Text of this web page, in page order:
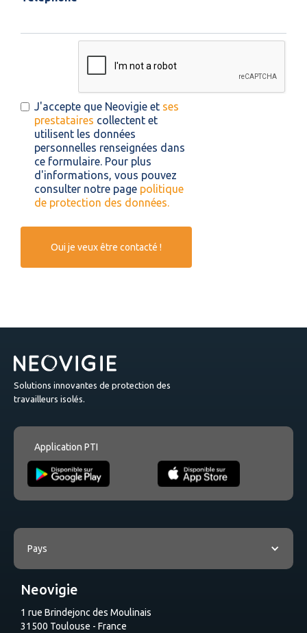
J'accepte que Neovigie et ses
prestataires collectent et
utilisent les données
personnelles renseignées dans
ce formulaire. Pour plus
d'informations, vous pouvez
consulter notre page politique
de protection des données.
Solutions innovantes de protection des
travailleurs isolés.
Application PTI
Pays
Neovigie
1 rue Brindejonc des Moulinais
31500 Toulouse - France